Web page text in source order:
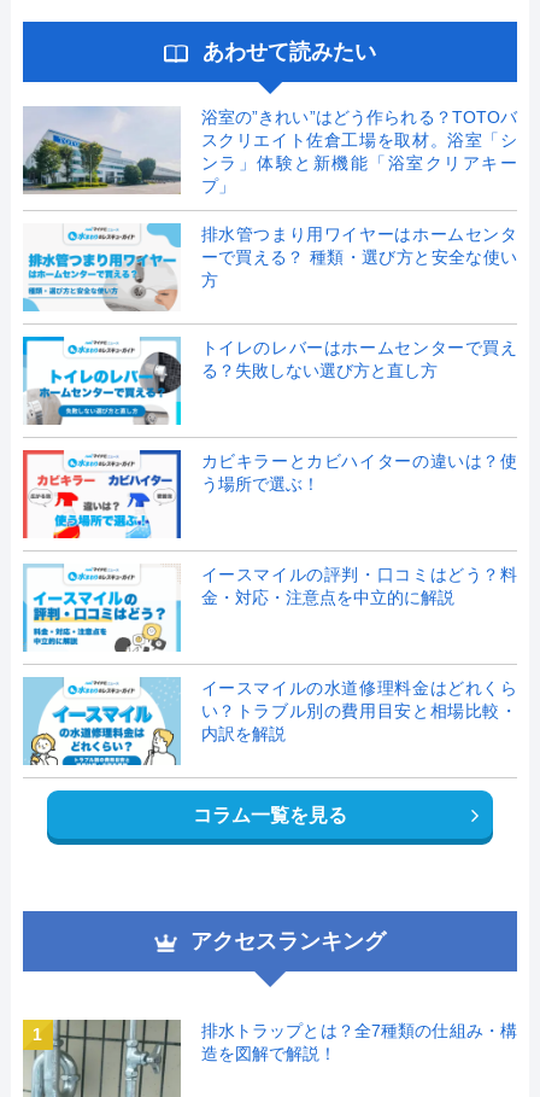
あわせて読みたい
浴室の”きれい”はどう作られる？TOTOバ
スクリエイト佐倉工場を取材。浴室「シ
ンラ」体験と新機能「浴室クリアキー
プ」
排水管つまり用ワイヤーはホームセンタ
ーで買える？ 種類・選び方と安全な使い
方
トイレのレバーはホームセンターで買え
る？失敗しない選び方と直し方
カビキラーとカビハイターの違いは？使
う場所で選ぶ！
イースマイルの評判・口コミはどう？料
金・対応・注意点を中立的に解説
イースマイルの水道修理料金はどれくら
い？トラブル別の費用目安と相場比較・
内訳を解説
コラム一覧を見る
アクセスランキング
1
排水トラップとは？全7種類の仕組み・構
造を図解で解説！